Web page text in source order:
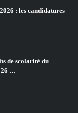
: les candidatures
de scolarité du
…